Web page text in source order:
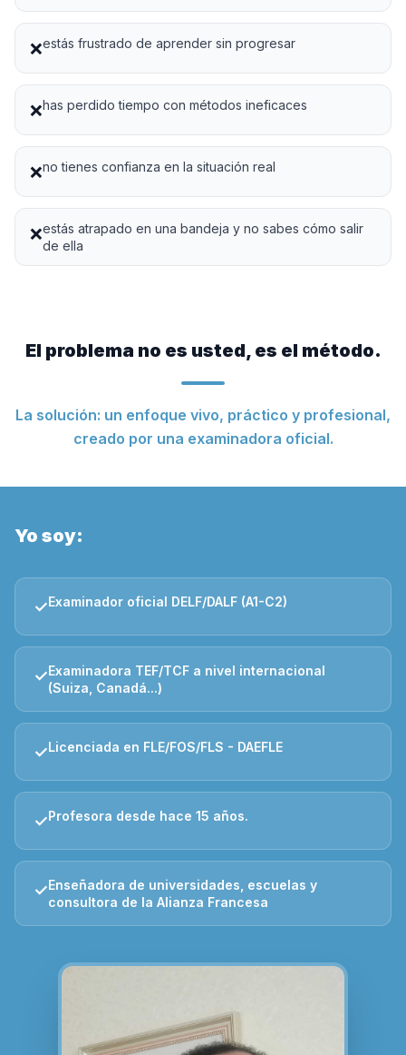
❌estás frustrado de aprender sin progresar
❌has perdido tiempo con métodos ineficaces
❌no tienes confianza en la situación real
❌estás atrapado en una bandeja y no sabes cómo salir
de ella
El problema no es usted, es el método.
La solución: un enfoque vivo, práctico y profesional,
creado por una examinadora oficial.
Yo soy:
✓Examinador oficial DELF/DALF (A1-C2)
✓Examinadora TEF/TCF a nivel internacional
(Suiza, Canadá...)
✓Licenciada en FLE/FOS/FLS - DAEFLE
✓Profesora desde hace 15 años.
✓Enseñadora de universidades, escuelas y
consultora de la Alianza Francesa